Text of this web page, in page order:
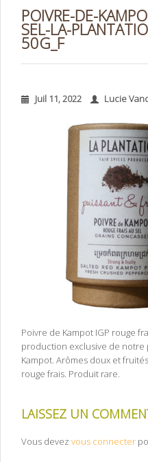
POIVRE-DE-
SEL-LA-
50G_F
Juil 11, 2022 Lucie
Poivre de Kampot IGP rouge
production exclusive de notre
Kampot. Arômes doux et
rouge frais. Produit rare.
LAISSEZ UN
Vous devez vous connecter